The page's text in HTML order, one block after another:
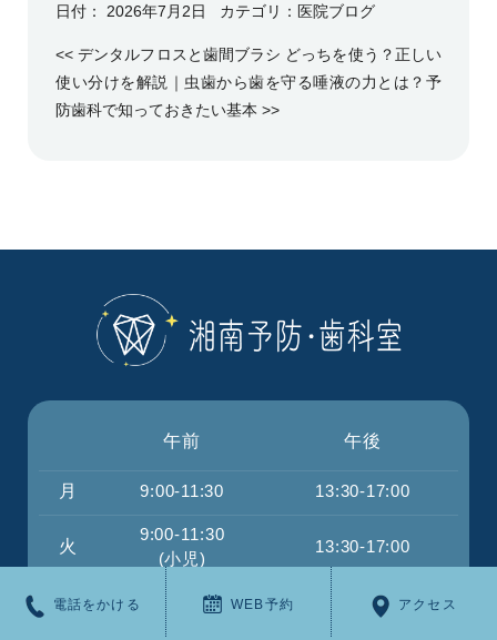
日付： 2026年7月2日 カテゴリ： 医院ブログ
<< デンタルフロスと歯間ブラシ どっちを使う？正しい
使い分けを解説 ｜ 虫歯から歯を守る唾液の力とは？予
防歯科で知っておきたい基本 >>
午前 午後
月 9:00-11:30 13:30-17:00
火
9:00-11:30
(小児)
13:30-17:00
水 9:00-11:30 13:30-17:00
電話をかける WEB予約 アクセス